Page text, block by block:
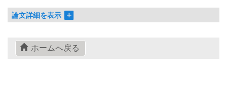
論文詳細を表示
ホームへ戻る